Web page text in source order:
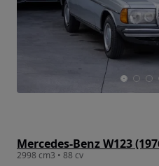
Mercedes-Benz W123
2998 cm3 • 88 cv